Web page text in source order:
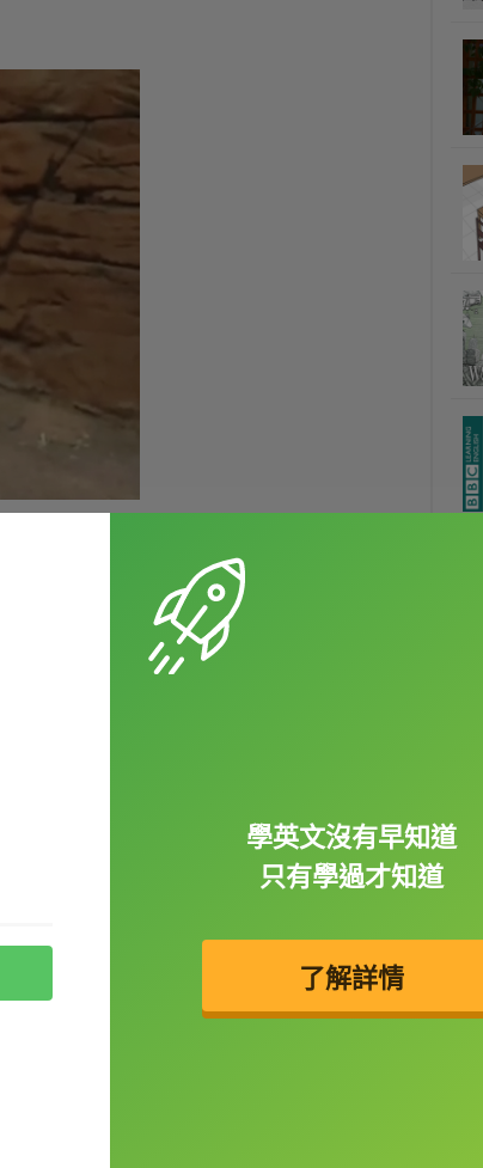
重在二公斤半到五
到威脅時會奮力跳
行性動物，主要在
。
學英文沒有早知道
只有學過才知道
了解詳情